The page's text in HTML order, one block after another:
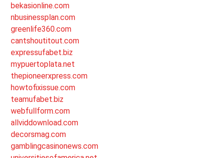
bekasionline.com
nbusinessplan.com
greenlife360.com
cantshoutitout.com
expressufabet.biz
mypuertoplata.net
thepioneerxpress.com
howtofixissue.com
teamufabet.biz
webfullform.com
allviddownload.com
decorsmag.com
gamblingcasinonews.com